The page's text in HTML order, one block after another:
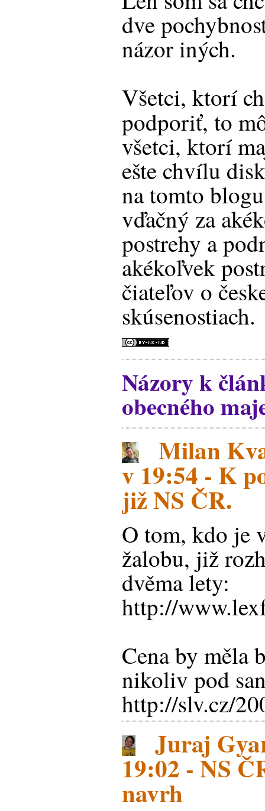
dve
názor iných.
Všetci, ktorí
podporiť, to
všetci, ktorí
ešte chvílu
na tomto
vďačný za
postrehy a
akékoľvek
čiateľov o
skúsenostiach.
Názory k
obecného
Milan
v 19:54 - K
již NS ČR.
O tom, kdo je
žalobu, již
dvěma lety:
http://
Cena by měla
nikoliv pod
http://slv.cz/
Juraj
19:02 - NS
navrh